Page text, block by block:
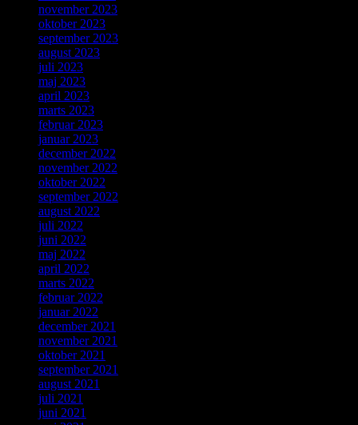
november 2023
oktober 2023
september 2023
august 2023
juli 2023
maj 2023
april 2023
marts 2023
februar 2023
januar 2023
december 2022
november 2022
oktober 2022
september 2022
august 2022
juli 2022
juni 2022
maj 2022
april 2022
marts 2022
februar 2022
januar 2022
december 2021
november 2021
oktober 2021
september 2021
august 2021
juli 2021
juni 2021